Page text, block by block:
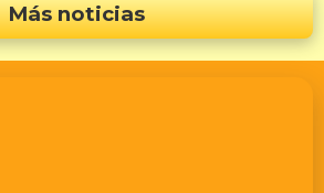
Más noticias